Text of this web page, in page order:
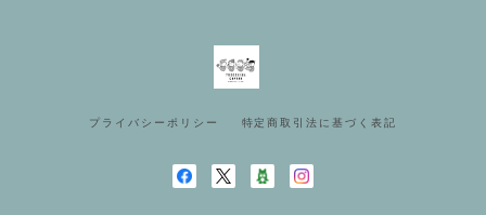
プライバシーポリシー 特定商取引法に基づく表記